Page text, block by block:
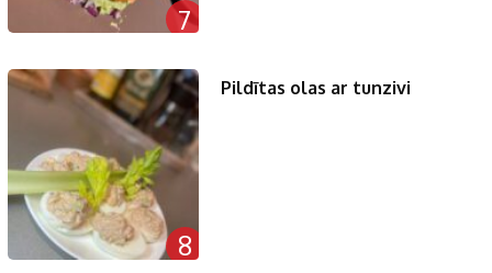
7
8
Pildītas olas ar tunzivi